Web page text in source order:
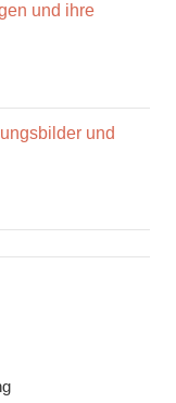
und ihre
und